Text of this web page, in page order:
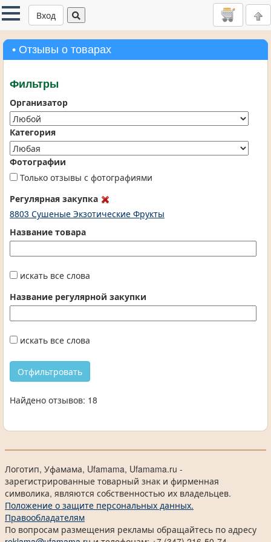
Вход
• Отзывы о товарах
Фильтры
Организатор
Категория
Фотографии
Только отзывы с фотографиями
Регулярная закупка
8803 Сушеные Экзотические Фрукты
Название товара
искать все слова
Название регулярной закупки
искать все слова
Найдено отзывов: 18
Логотип, Уфамама, Ufamama, Ufamama.ru -
зарегистрированные товарный знак и фирменная
символика, являются собственностью их владельцев.
Положение о защите персональных данных.
Правообладателям
По вопросам размещения рекламы обращайтесь по адресу